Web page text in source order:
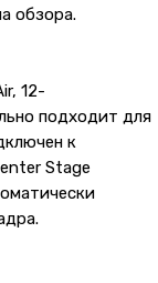
обзора.
12-
подходит для
к
Stage